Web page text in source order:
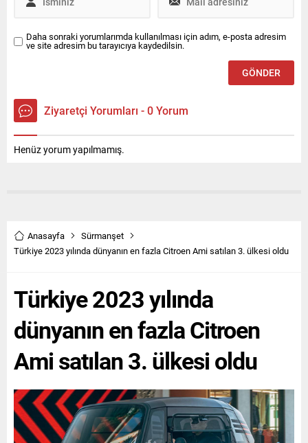
Daha sonraki yorumlarımda kullanılması için adım, e-posta adresim
ve site adresim bu tarayıcıya kaydedilsin.
Ziyaretçi Yorumları - 0 Yorum
Henüz yorum yapılmamış.
Anasayfa
Sürmanşet
Türkiye 2023 yılında dünyanın en fazla Citroen Ami satılan 3. ülkesi oldu
Türkiye 2023 yılında
dünyanın en fazla Citroen
Ami satılan 3. ülkesi oldu